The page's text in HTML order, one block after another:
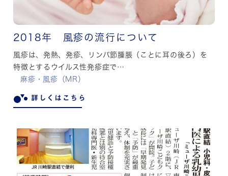
2018年 風疹の流行について
風疹は、発熱、発疹、リンパ節腫脹（ことに耳の後ろ）を
特徴とするウイルス性発疹症で…
麻疹・風疹（MR）
詳しくはこちら